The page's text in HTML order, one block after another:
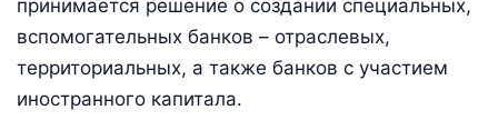
принимается решение о создании специальных,
вспомогательных банков – отраслевых,
территориальных, а также банков с участием
иностранного капитала.